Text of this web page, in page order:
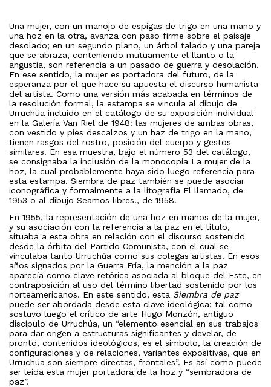
Una mujer, con un manojo de espigas de trigo en una mano y
una hoz en la otra, avanza con paso firme sobre el paisaje
desolado; en un segundo plano, un árbol talado y una pareja
que se abraza, conteniendo mutuamente el llanto o la
angustia, son referencia a un pasado de guerra y desolación.
En ese sentido, la mujer es portadora del futuro, de la
esperanza por el que hace su apuesta el discurso humanista
del artista. Como una versión más acabada en términos de
la resolución formal, la estampa se vincula al dibujo de
Urruchúa incluido en el catálogo de su exposición individual
en la Galería Van Riel de 1948: las mujeres de ambas obras,
con vestido y pies descalzos y un haz de trigo en la mano,
tienen rasgos del rostro, posición del cuerpo y gestos
similares. En esa muestra, bajo el número 53 del catálogo,
se consignaba la inclusión de la monocopia La mujer de la
hoz, la cual probablemente haya sido luego referencia para
esta estampa. Siembra de paz también se puede asociar
iconográfica y formalmente a la litografía El llamado, de
1953 o al dibujo Seamos libres!, de 1958.
En 1955, la representación de una hoz en manos de la mujer,
y su asociación con la referencia a la paz en el título,
situaba a esta obra en relación con el discurso sostenido
desde la órbita del Partido Comunista, con el cual se
vinculaba tanto Urruchúa como sus colegas artistas. En esos
años signados por la Guerra Fría, la mención a la paz
aparecía como clave retórica asociada al bloque del Este, en
contraposición al uso del término libertad sostenido por los
norteamericanos. En este sentido, esta Siembra de paz
puede ser abordada desde esta clave ideológica; tal como
sostuvo luego el crítico de arte Hugo Monzón, antiguo
discípulo de Urruchúa, un “elemento esencial en sus trabajos
para dar origen a estructuras significantes y develar, de
pronto, contenidos ideológicos, es el símbolo, la creación de
configuraciones y de relaciones, variantes expositivas, que en
Urruchúa son siempre directas, frontales”. Es así como puede
ser leída esta mujer portadora de la hoz y “sembradora de
paz”.